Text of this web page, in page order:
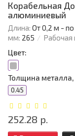
Корабельная
алюминиевый
Длина: От 0,2 м -
мм: 265 Рабочая
Цвет:
Толщина
0.45
252.28 р.